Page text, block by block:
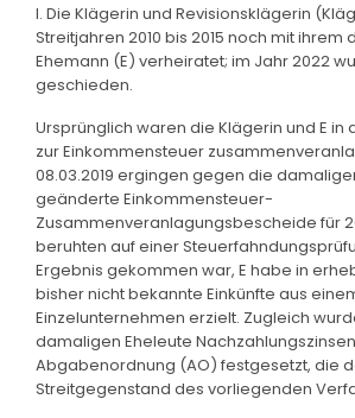
I. Die Klägerin und Revisionsklägerin
Streitjahren 2010 bis 2015 noch mit ihrem
Ehemann (E) verheiratet; im Jahr 2022
geschieden.
Ursprünglich waren die Klägerin und E in
zur Einkommensteuer
08.03.2019 ergingen gegen die
geänderte Einkommensteuer-
Zusammenveranlagungsbescheide für
beruhten auf einer
Ergebnis gekommen war, E habe in
bisher nicht bekannte Einkünfte aus
Einzelunternehmen erzielt. Zugleich
damaligen Eheleute
Abgabenordnung (AO) festgesetzt, die
Streitgegenstand des vorliegenden